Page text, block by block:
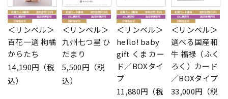
＜リンベル＞
百花一選 枸橘
からたち
14,190円（税
込）
＜リンベル＞
九州七つ星 ひ
だまり
5,500円（税
込）
＜リンベル＞
hello! baby
gift くま カー
ド／BOXタイ
プ
11,880円（税
＜リンベル＞
選べる国産和
牛 福禄（ふく
ろく）カード
／BOXタイプ
33,000円（税